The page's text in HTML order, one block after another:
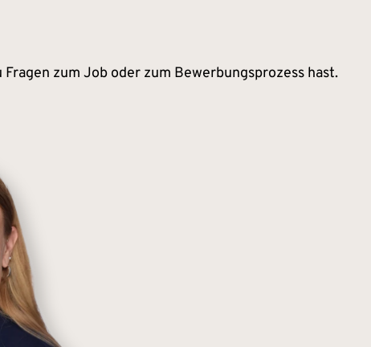
zum Job oder zum Bewerbungsprozess hast.